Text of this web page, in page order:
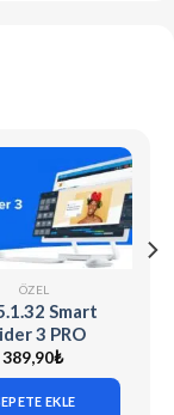
ÖZEL
Smart
3 PRO
+ 90
Sliders
389,90₺
EKLE